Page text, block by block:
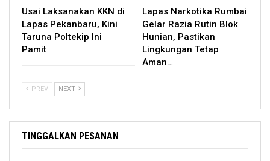
Usai Laksanakan KKN di
Lapas Pekanbaru, Kini
Taruna Poltekip Ini
Pamit
Lapas Narkotika Rumbai
Gelar Razia Rutin Blok
Hunian, Pastikan
Lingkungan Tetap
Aman…
PREV NEXT
TINGGALKAN PESANAN